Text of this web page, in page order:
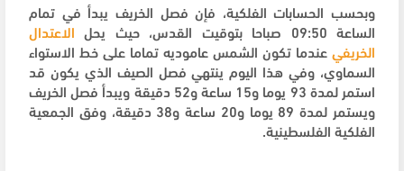
وبحسب الحسابات الفلكية، فإن فصل الخريف يبدأ في تمام
الساعة 09:50 صباحا بتوقيت القدس، حيث يحل
الاعتدال
الخريفي عندما تكون الشمس عاموديه تماما على خط الاستواء
السماوي، وفي هذا اليوم ينتهي فصل الصيف الذي يكون قد
استمر لمدة 93 يوما و15 ساعة و52 دقيقة ويبدأ فصل الخريف
ويستمر لمدة 89 يوما و20 ساعة و38 دقيقة، وفق الجمعية
الفلكية الفلسطينية.